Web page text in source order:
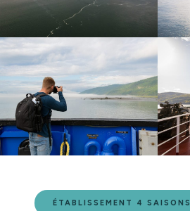
ÉTABLISSEMENT 4 SAISONS